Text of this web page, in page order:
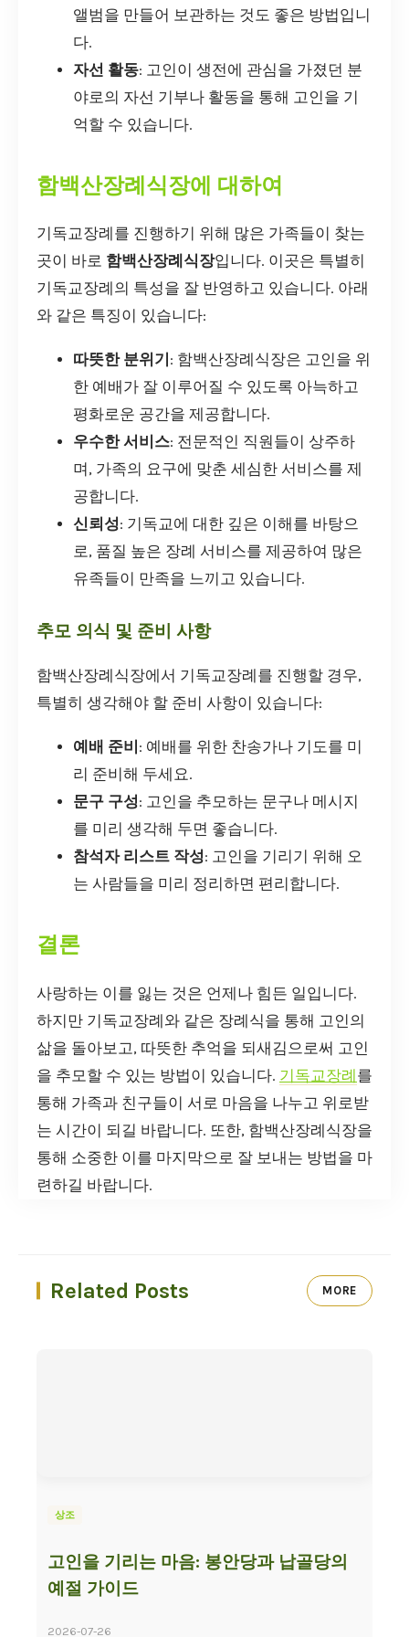
앨범을 만들어 보관하는 것도 좋은 방법입니
다.
자선 활동: 고인이 생전에 관심을 가졌던 분
야로의 자선 기부나 활동을 통해 고인을 기
억할 수 있습니다.
함백산장례식장에 대하여
기독교장례를 진행하기 위해 많은 가족들이 찾는
곳이 바로 함백산장례식장입니다. 이곳은 특별히
기독교장례의 특성을 잘 반영하고 있습니다. 아래
와 같은 특징이 있습니다:
따뜻한 분위기 : 함백산장례식장은 고인을 위
한 예배가 잘 이루어질 수 있도록 아늑하고
평화로운 공간을 제공합니다.
우수한 서비스: 전문적인 직원들이 상주하
며, 가족의 요구에 맞춘 세심한 서비스를 제
공합니다.
신뢰성: 기독교에 대한 깊은 이해를 바탕으
로, 품질 높은 장례 서비스를 제공하여 많은
유족들이 만족을 느끼고 있습니다.
추모 의식 및 준비 사항
함백산장례식장에서 기독교장례를 진행할 경우,
특별히 생각해야 할 준비 사항이 있습니다:
예배 준비 : 예배를 위한 찬송가나 기도를 미
리 준비해 두세요.
문구 구성: 고인을 추모하는 문구나 메시지
를 미리 생각해 두면 좋습니다.
참석자 리스트 작성: 고인을 기리기 위해 오
는 사람들을 미리 정리하면 편리합니다.
결론
사랑하는 이를 잃는 것은 언제나 힘든 일입니다.
하지만 기독교장례와 같은 장례식을 통해 고인의
삶을 돌아보고, 따뜻한 추억을 되새김으로써 고인
을 추모할 수 있는 방법이 있습니다. 기독교장례 를
통해 가족과 친구들이 서로 마음을 나누고 위로받
는 시간이 되길 바랍니다. 또한, 함백산장례식장을
통해 소중한 이를 마지막으로 잘 보내는 방법을 마
련하길 바랍니다.
Related Posts MORE
상조
고인을 기리는 마음: 봉안당과 납골당의
예절 가이드
2026-07-26